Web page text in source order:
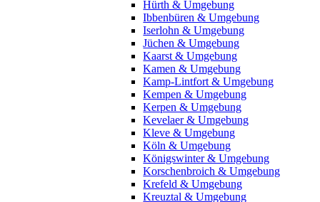
Hürth & Umgebung
Ibbenbüren & Umgebung
Iserlohn & Umgebung
Jüchen & Umgebung
Kaarst & Umgebung
Kamen & Umgebung
Kamp-Lintfort & Umgebung
Kempen & Umgebung
Kerpen & Umgebung
Kevelaer & Umgebung
Kleve & Umgebung
Köln & Umgebung
Königswinter & Umgebung
Korschenbroich & Umgebung
Krefeld & Umgebung
Kreuztal & Umgebung